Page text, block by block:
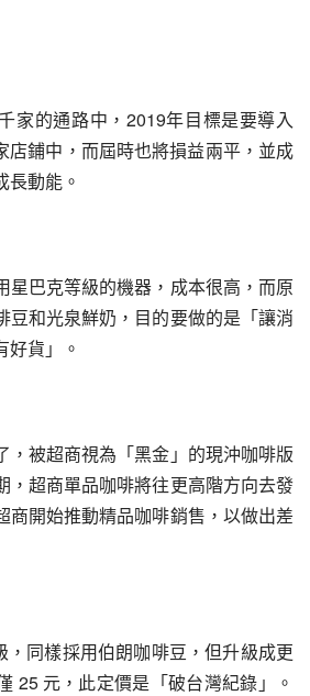
家的通路中，2019年目標是要導入
店鋪中，而屆時也將損益兩平，並成
長動能。
星巴克等級的機器，成本很高，而原
豆和光泉鮮奶，目的要做的是「讓消
好貨」。
，被超商視為「黑金」的現沖咖啡版
，超商單品咖啡將往更高階方向去發
商開始推動精品咖啡銷售，以做出差
，同樣採用伯朗咖啡豆，但升級成更
25 元，此定價是「破台灣紀錄」。